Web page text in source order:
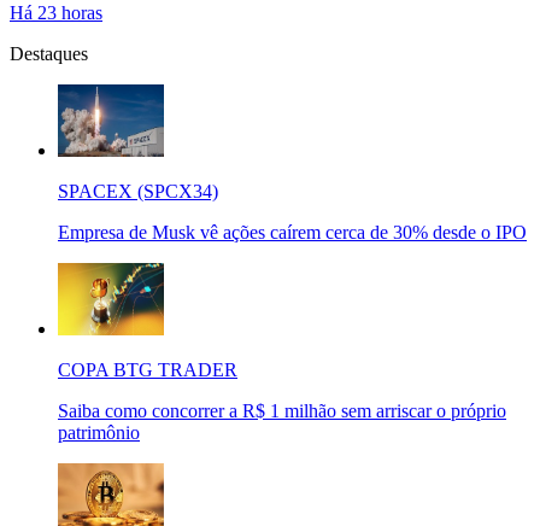
Há 23 horas
Destaques
SPACEX (SPCX34)
Empresa de Musk vê ações caírem cerca de 30% desde o IPO
COPA BTG TRADER
Saiba como concorrer a R$ 1 milhão sem arriscar o próprio
patrimônio